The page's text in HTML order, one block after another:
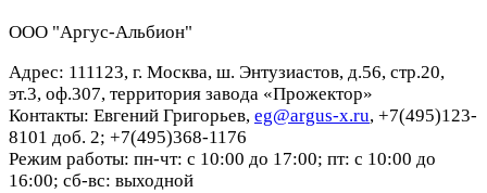
ООО "Аргус-Альбион"
Адрес: 111123, г. Москва, ш. Энтузиастов, д.56, стр.20,
эт.3, оф.307, территория завода «Прожектор»
Контакты: Евгений Григорьев, eg@argus-x.ru, +7(495)123-
8101 доб. 2; +7(495)368-1176
Режим работы: пн-чт: с 10:00 до 17:00; пт: с 10:00 до
16:00; сб-вс: выходной